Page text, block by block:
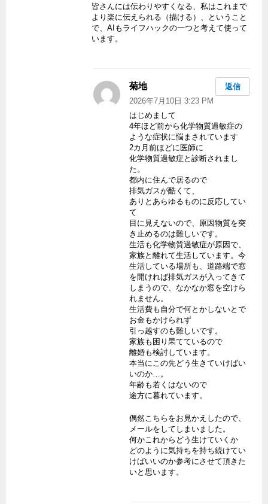
皆さんには伝わりやすくなる、私はこれまで
より楽に伝えられる（描ける）、ということ
で、AIもライフハックの一つと考えて使って
います。
菊地よ
り:
2026年7月10日 3:23 PM
はじめまして
4年ほど前から化学物質過敏症の
ような症状に悩まされています
2カ月前ほどに医師に
化学物質過敏症と診断されまし
た。
都内に住んで居るので
排気ガスが酷くて、
ありとあらゆるものに反応してい
て
目に見えないので、原因物質を突
き止めるのは難しいです。
生活も化学物質過敏症が原因で、
家族と離れて生活しています。今
生活している場所も、道路端で窓
を開ければ排気ガスが入ってきて
しまうので、なかなか窓を空けら
れません。
生活費も自分で何とかしないとで
お金もかけられず
引っ越すのも難しいです。
家族も困り果てているので
離婚も検討しています。
本当にこの先どう生きていけばい
いのか…。
年齢も若くはないので
途方に暮れています。
偶然こちらをお見かえしたので、
メールをしてしまいました。
何かこれからどう生けていくか
どのように気持ちを持ち続けてい
けばいいのか参考にさせて頂きた
いと思います。
返信